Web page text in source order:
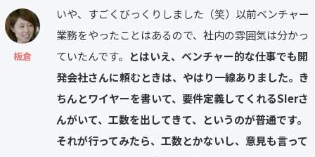
板倉
いや、すごくびっくりしました（笑）以前ベンチャー
業務をやったことはあるので、社内の雰囲気は分かっ
ていたんです。 とはいえ、ベンチャー的な仕事でも開
発会社さんに頼むときは、やはり一線ありました。き
ちんとワイヤーを書いて、要件定義してくれるSIerさ
んがいて、工数を出してきて、というのが普通です。
それが行ってみたら、工数とかないし、意見も言って